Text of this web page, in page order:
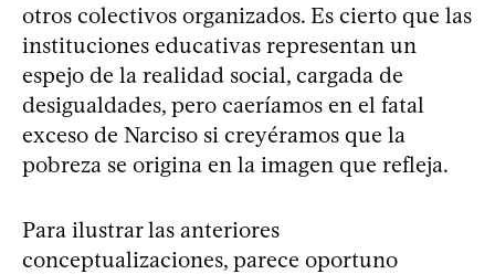
otros colectivos organizados. Es cierto que las
instituciones educativas representan un
espejo de la realidad social, cargada de
desigualdades, pero caeríamos en el fatal
exceso de Narciso si creyéramos que la
pobreza se origina en la imagen que refleja.
Para ilustrar las anteriores
conceptualizaciones, parece oportuno